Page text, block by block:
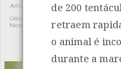
Amanita muscaria
Última observação por:
Nicole Viana
de 200
retraem
o animal é
durante a